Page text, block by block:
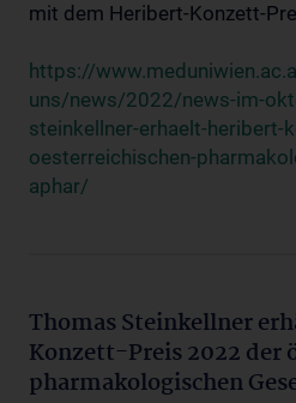
mit dem Heribert-Konzett-
https://
uns/news/2022/news-im-
steinkellner-erhaelt-heribert-
oesterreichischen-
aphar/
Thomas Steinkellner
Konzett-Preis 2022 der
pharmakologischen